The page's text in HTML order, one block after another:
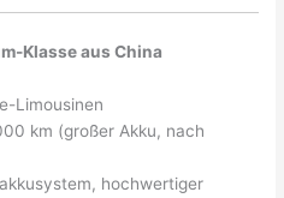
Klasse aus China
Limousinen
km (großer Akku, nach
hochwertiger